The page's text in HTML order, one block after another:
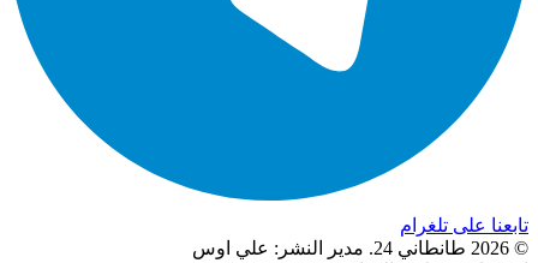
تابعنا على تلغرام
© 2026 طانطاني 24. مدير النشر: علي اوس